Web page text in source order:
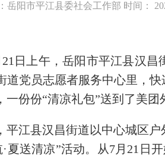
岳阳市平江县委社会工作部 时间：
日上午，岳阳市平江县汉
党员志愿者服务中心里，
份份“清凉礼包”送到了美团
江县汉昌街道以中心城区
送清凉”活动。从7月21日